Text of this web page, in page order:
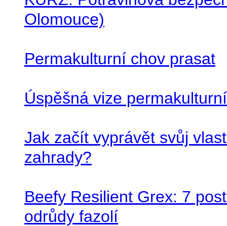
Olomouce)
Permakulturní chov prasat
Úspěšná vize
Jak začít vyprávět svůj
zahrady?
Beefy Resilient Grex: 7
odrůdy fazolí